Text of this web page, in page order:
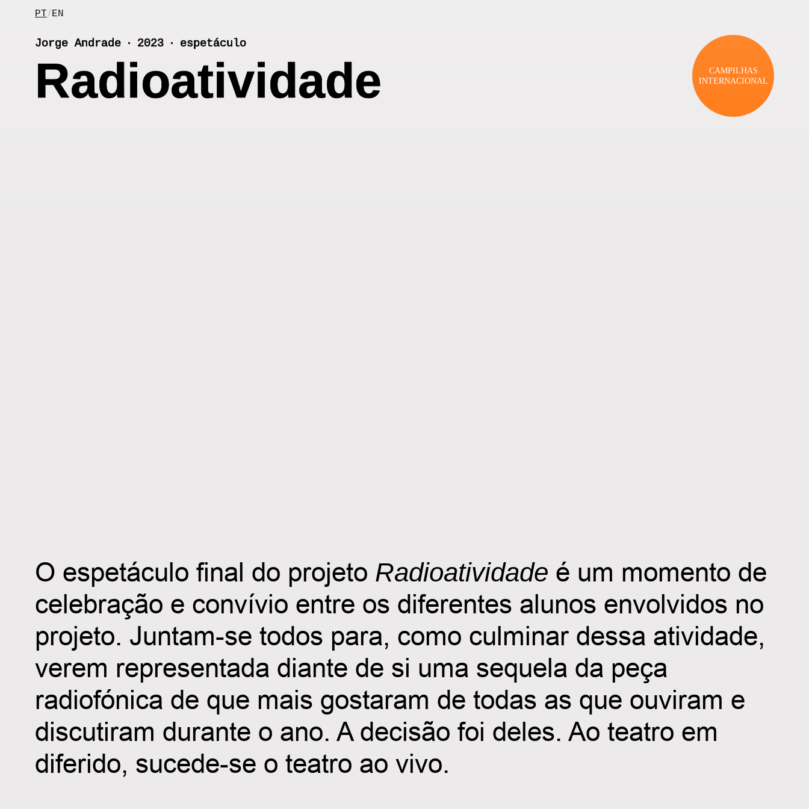
PT/EN
CAMPILHAS
INTERNACIONAL
Jorge Andrade ‧ 2023 ‧ espetáculo
Radioatividade
O espetáculo final do projeto Radioatividade é um momento de
celebração e convívio entre os diferentes alunos envolvidos no
projeto. Juntam-se todos para, como culminar dessa atividade,
verem representada diante de si uma sequela da peça
radiofónica de que mais gostaram de todas as que ouviram e
discutiram durante o ano. A decisão foi deles. Ao teatro em
diferido, sucede-se o teatro ao vivo.